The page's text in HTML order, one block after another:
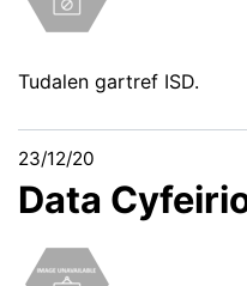
Tudalen gartref ISD.
23/12/20
Data